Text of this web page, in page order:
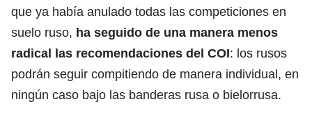
que ya había anulado todas las competiciones en
suelo ruso, ha seguido de una manera menos
radical las recomendaciones del COI: los rusos
podrán seguir compitiendo de manera individual, en
ningún caso bajo las banderas rusa o bielorrusa.